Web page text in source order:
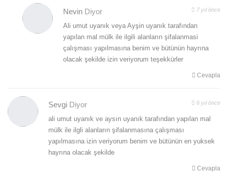
Nevin Diyor 7 yıl önce
Ali umut uyanık veya Ayşin uyanık tarafından
yapılan mal mülk ile ilgili alanların şifalanmasi
çalışması yapılmasına benim ve bütünün hayrına
olacak şekilde izin veriyorum teşekkürler
Cevapla
Sevgi Diyor 6 yıl önce
ali umut uyanık ve aysın uyanık tarafından yapılan mal
mülk ile ilgli alanların şifalanmasına çalışması
yapılmasına izin veriyorum benim ve bütünün en yuksek
hayrına olacak şekilde
Cevapla